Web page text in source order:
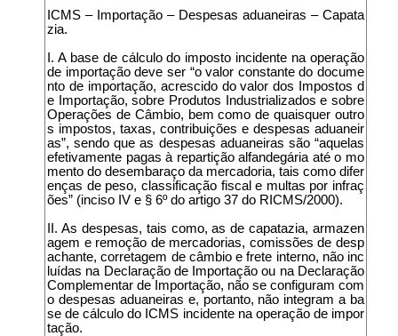
ICMS – Importação – Despesas aduaneiras – Capata
zia.
I. A base de cálculo do imposto incidente na operação
de importação deve ser “o valor constante do docume
nto de importação, acrescido do valor dos Impostos d
e Importação, sobre Produtos Industrializados e sobre
Operações de Câmbio, bem como de quaisquer outro
s impostos, taxas, contribuições e despesas aduaneir
as”, sendo que as despesas aduaneiras são “aquelas
efetivamente pagas à repartição alfandegária até o mo
mento do desembaraço da mercadoria, tais como difer
enças de peso, classificação fiscal e multas por infraç
ões” (inciso IV e § 6º do artigo 37 do RICMS/2000).
II. As despesas, tais como, as de capatazia, armazen
agem e remoção de mercadorias, comissões de desp
achante, corretagem de câmbio e frete interno, não inc
luídas na Declaração de Importação ou na Declaração
Complementar de Importação, não se configuram com
o despesas aduaneiras e, portanto, não integram a ba
se de cálculo do ICMS incidente na operação de impor
tação.